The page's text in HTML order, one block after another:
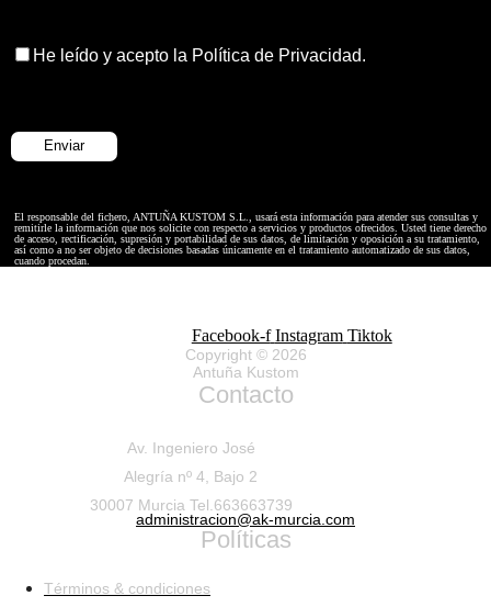
He leído y acepto la Política de Privacidad.
El responsable del fichero, ANTUÑA KUSTOM S.L., usará esta información para atender sus consultas y
remitirle la información que nos solicite con respecto a servicios y productos ofrecidos. Usted tiene derecho
de acceso, rectificación, supresión y portabilidad de sus datos, de limitación y oposición a su tratamiento,
así como a no ser objeto de decisiones basadas únicamente en el tratamiento automatizado de sus datos,
cuando procedan.
Facebook-f Instagram Tiktok
Copyright © 2026
Antuña Kustom
Contacto
Av. Ingeniero José
Alegría nº 4, Bajo 2
30007 Murcia Tel.663663739
administracion@ak-murcia.com
Políticas
Términos & condiciones